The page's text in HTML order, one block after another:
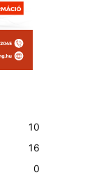
10
16
0